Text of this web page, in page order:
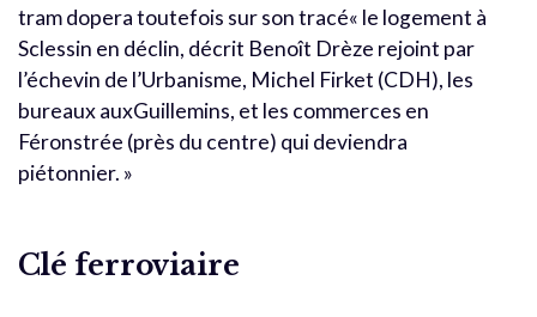
tram dopera toutefois sur son tracé« le logement à
Sclessin en déclin, décrit Benoît Drèze rejoint par
l’échevin de l’Urbanisme, Michel Firket (CDH), les
bureaux auxGuillemins, et les commerces en
Féronstrée (près du centre) qui deviendra
piétonnier. »
Clé ferroviaire